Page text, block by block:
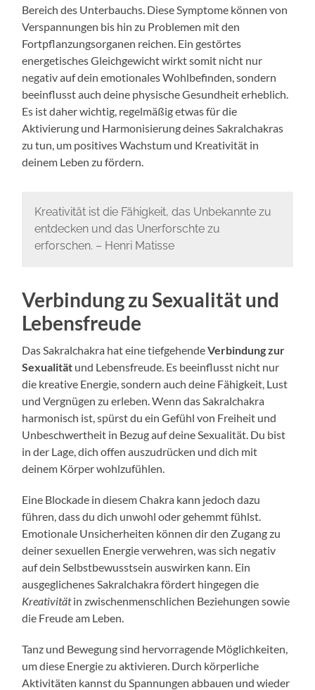
Bereich des Unterbauchs. Diese Symptome können von
Verspannungen bis hin zu Problemen mit den
Fortpflanzungsorganen reichen. Ein gestörtes
energetisches Gleichgewicht wirkt somit nicht nur
negativ auf dein emotionales Wohlbefinden, sondern
beeinflusst auch deine physische Gesundheit erheblich.
Es ist daher wichtig, regelmäßig etwas für die
Aktivierung und Harmonisierung deines Sakralchakras
zu tun, um positives Wachstum und Kreativität in
deinem Leben zu fördern.
Kreativität ist die Fähigkeit, das Unbekannte zu
entdecken und das Unerforschte zu
erforschen. – Henri Matisse
Verbindung zu Sexualität und
Lebensfreude
Das Sakralchakra hat eine tiefgehendeVerbindung zur
Sexualität und Lebensfreude. Es beeinflusst nicht nur
die kreative Energie, sondern auch deine Fähigkeit, Lust
und Vergnügen zu erleben. Wenn das Sakralchakra
harmonisch ist, spürst du ein Gefühl von Freiheit und
Unbeschwertheit in Bezug auf deine Sexualität. Du bist
in der Lage, dich offen auszudrücken und dich mit
deinem Körper wohlzufühlen.
Eine Blockade in diesem Chakra kann jedoch dazu
führen, dass du dich unwohl oder gehemmt fühlst.
Emotionale Unsicherheiten können dir den Zugang zu
deiner sexuellen Energie verwehren, was sich negativ
auf dein Selbstbewusstsein auswirken kann. Ein
ausgeglichenes Sakralchakra fördert hingegen die
Kreativitätin zwischenmenschlichen Beziehungen sowie
die Freude am Leben.
Tanz und Bewegung sind hervorragende Möglichkeiten,
um diese Energie zu aktivieren. Durch körperliche
Aktivitäten kannst du Spannungen abbauen und wieder